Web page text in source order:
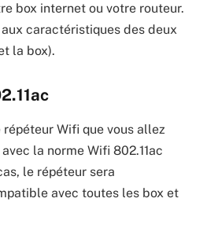
box internet ou votre routeur.
caractéristiques des deux
la box).
Wifi que vous allez
la norme Wifi 802.11ac
le répéteur sera
avec toutes les box et